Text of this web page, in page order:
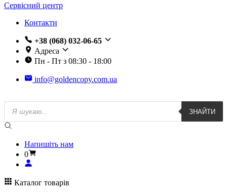
Сервісний центр
Контакти
+38 (068) 032-06-65
Адреса
Пн - Пт з 08:30 - 18:00
info@goldencopy.com.ua
Пошук
товарів
ЗНАЙТИ
Напишіть нам
0
Каталог товарів